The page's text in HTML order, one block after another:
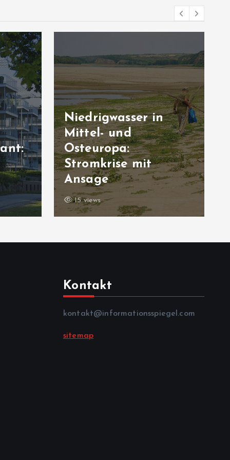
Niedrigwasser in
Mittel- und
Osteuropa:
Stromkrise mit
Ansage
15 views
Kontakt
kontakt@informationsspiegel.com
sitemap